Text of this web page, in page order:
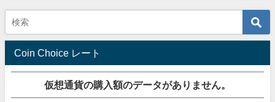
Coin Choice レート
仮想通貨の購入額のデータがありません。